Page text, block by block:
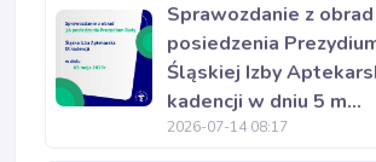
Sprawozdanie z
posiedzenia
Śląskiej Izby
kadencji w dniu 5 m...
2026-07-14 08:17